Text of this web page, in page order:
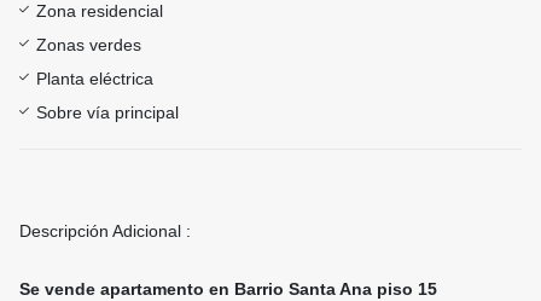
Zona residencial
Zonas verdes
Planta eléctrica
Sobre vía principal
Descripción Adicional :
Se vende apartamento en Barrio Santa Ana piso 15